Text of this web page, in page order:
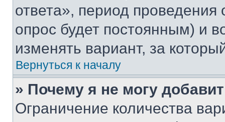
ответа», период проведения
опрос будет постоянным) и
изменять вариант, за
Вернуться к началу
» Почему я не могу
Ограничение количества